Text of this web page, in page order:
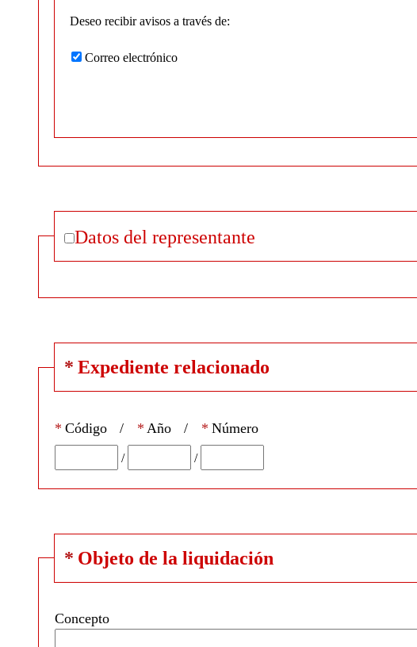
Deseo recibir avisos a través de:
Correo electrónico
Datos del representante
* Expediente relacionado
* Código / * Año / * Número
/ /
* Objeto de la liquidación
Concepto